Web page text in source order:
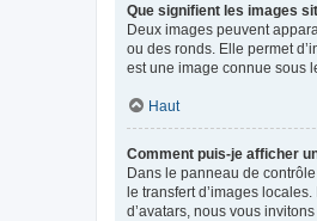
Que signifient les images
Deux images peuvent
ou des ronds. Elle permet
est une image connue sous
Haut
Comment puis-je afficher
Dans le panneau de
le transfert d’images
d’avatars, nous vous